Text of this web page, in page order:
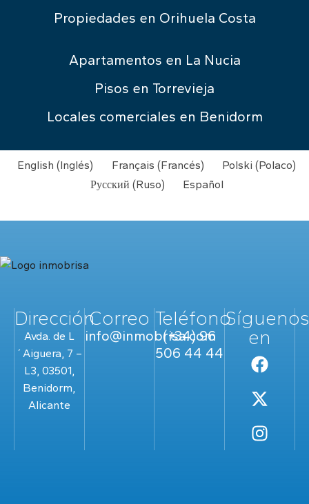
Propiedades en Orihuela Costa
Apartamentos en La Nucia
Pisos en Torrevieja
Locales comerciales en Benidorm
English (Inglés) Français (Francés) Polski (Polaco)
Русский (Ruso) Español
Dirección
Avda. de L
´Aiguera, 7 –
L3, 03501,
Benidorm,
Alicante
Correo
info@inmobrisa.com
Teléfono
(+34) 96
506 44 44
en